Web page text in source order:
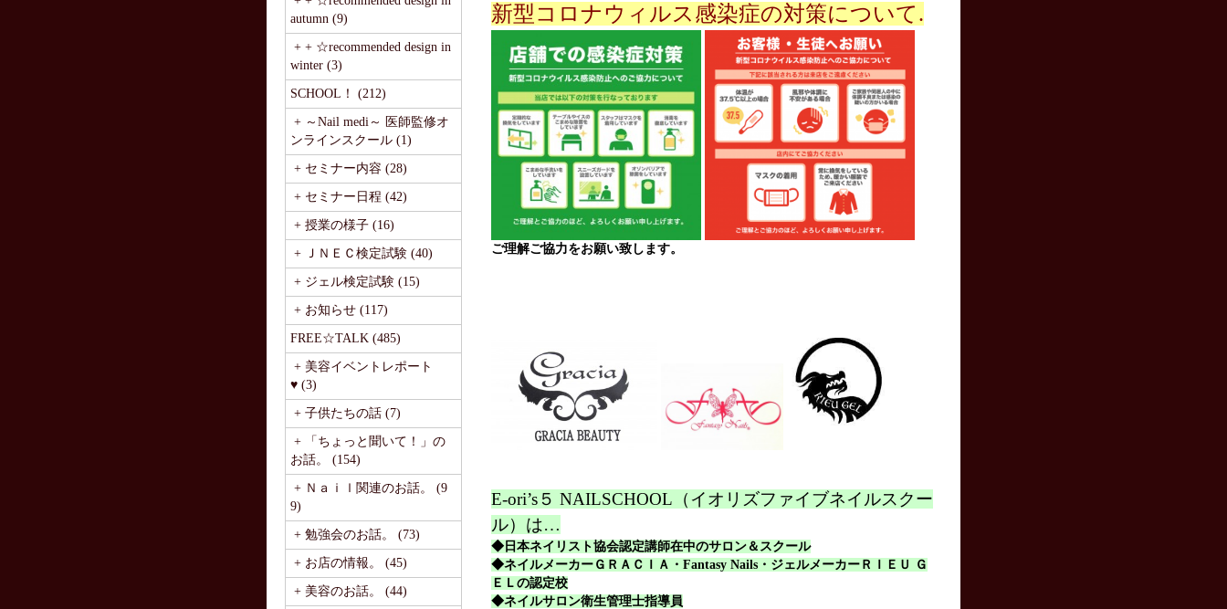
autumn (9)
+ + ☆recommended design in
winter (3)
SCHOOL！ (212)
+ ～Nail medi～ 医師監修オ
ンラインスクール (1)
+ セミナー内容 (28)
+ セミナー日程 (42)
+ 授業の様子 (16)
+ ＪＮＥＣ検定試験 (40)
+ ジェル検定試験 (15)
+ お知らせ (117)
FREE☆TALK (485)
+ 美容イベントレポート
♥ (3)
+ 子供たちの話 (7)
+ 「ちょっと聞いて！」の
お話。 (154)
+ Ｎａｉｌ関連のお話。 (9
9)
+ 勉強会のお話。 (73)
+ お店の情報。 (45)
+ 美容のお話。 (44)
新型コロナウィルス感染症の対策について.
ご理解ご協力をお願い致します。
E-ori’s５ NAILSCHOOL（イオリズファイブネイルスクー
ル）は…
◆日本ネイリスト協会認定講師在中のサロン＆スクール
◆ネイルメーカーＧＲＡＣＩＡ・Fantasy Nails・ジェルメーカーＲＩＥＵ Ｇ
ＥＬの認定校
◆ネイルサロン衛生管理士指導員